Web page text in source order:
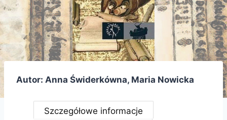
Autor: Anna Świderkówna, Maria Nowicka
Szczegółowe informacje